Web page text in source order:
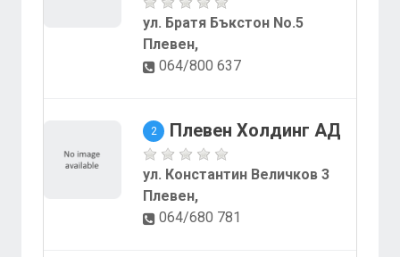
ул. Братя Бъкстон No.5
Плевен,
064/800 637
2 Плевен Холдинг АД
ул. Константин Величков 3
Плевен,
064/680 781